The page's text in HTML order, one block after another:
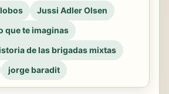
Jussi Adler Olsen
que te imaginas
de las brigadas mixtas
jorge baradit